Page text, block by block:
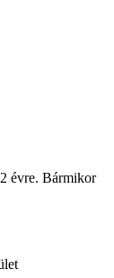
évre. Bármikor